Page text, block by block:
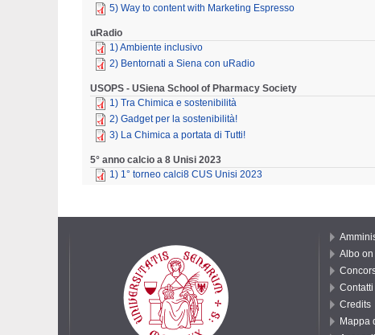
5) Way to content with Marketing Espresso
uRadio
1) Ambiente inclusivo
2) Bentornati a Siena con uRadio
USOPS - USiena School of Pharmacy Society
1) Tra Chimica e sostenibilità
2) Gadget per la sostenibilità!
3) La Chimica a portata di Tutti!
5° anno calcio a 8 Unisi 2023
1) 1° torneo calci8 CUS Unisi 2023
Albo
Contatti
Credits
Mappa